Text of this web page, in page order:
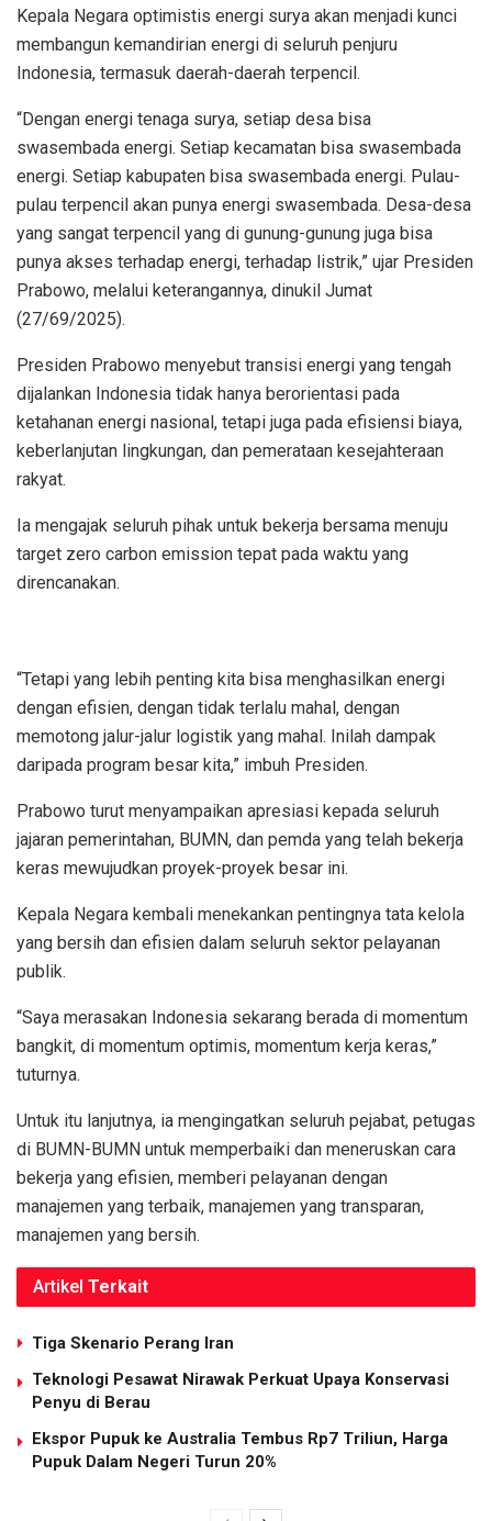
Kepala Negara optimistis energi surya akan menjadi kunci
membangun kemandirian energi di seluruh penjuru
Indonesia, termasuk daerah-daerah terpencil.
“Dengan energi tenaga surya, setiap desa bisa
swasembada energi. Setiap kecamatan bisa swasembada
energi. Setiap kabupaten bisa swasembada energi. Pulau-
pulau terpencil akan punya energi swasembada. Desa-desa
yang sangat terpencil yang di gunung-gunung juga bisa
punya akses terhadap energi, terhadap listrik,” ujar Presiden
Prabowo, melalui keterangannya, dinukil Jumat
(27/69/2025).
Presiden Prabowo menyebut transisi energi yang tengah
dijalankan Indonesia tidak hanya berorientasi pada
ketahanan energi nasional, tetapi juga pada efisiensi biaya,
keberlanjutan lingkungan, dan pemerataan kesejahteraan
rakyat.
Ia mengajak seluruh pihak untuk bekerja bersama menuju
target zero carbon emission tepat pada waktu yang
direncanakan.
“Tetapi yang lebih penting kita bisa menghasilkan energi
dengan efisien, dengan tidak terlalu mahal, dengan
memotong jalur-jalur logistik yang mahal. Inilah dampak
daripada program besar kita,” imbuh Presiden.
Prabowo turut menyampaikan apresiasi kepada seluruh
jajaran pemerintahan, BUMN, dan pemda yang telah bekerja
keras mewujudkan proyek-proyek besar ini.
Kepala Negara kembali menekankan pentingnya tata kelola
yang bersih dan efisien dalam seluruh sektor pelayanan
publik.
“Saya merasakan Indonesia sekarang berada di momentum
bangkit, di momentum optimis, momentum kerja keras,”
tuturnya.
Untuk itu lanjutnya, ia mengingatkan seluruh pejabat, petugas
di BUMN-BUMN untuk memperbaiki dan meneruskan cara
bekerja yang efisien, memberi pelayanan dengan
manajemen yang terbaik, manajemen yang transparan,
manajemen yang bersih.
Artikel Terkait
Tiga Skenario Perang Iran
Teknologi Pesawat Nirawak Perkuat Upaya Konservasi
Penyu di Berau
Ekspor Pupuk ke Australia Tembus Rp7 Triliun, Harga
Pupuk Dalam Negeri Turun 20%